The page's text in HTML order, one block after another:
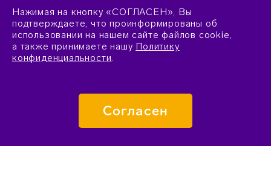
Нажимая на кнопку «СОГЛАСЕН», Вы
подтверждаете, что проинформированы об
использовании на нашем сайте файлов cookie,
а также принимаете нашу Политику
конфиденциальности.
Согласен